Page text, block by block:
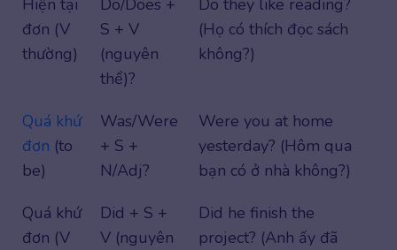
Hiện tại
đơn (V
thường)
Do/Does +
S + V
(nguyên
thể)?
Do they like reading?
(Họ có thích đọc sách
không?)
Quá khứ
đơn (to
be)
Was/Were
+ S +
N/Adj?
Were you at home
yesterday? (Hôm qua
bạn có ở nhà không?)
Quá khứ
đơn (V
Did + S +
V (nguyên
Did he finish the
project? (Anh ấy đã